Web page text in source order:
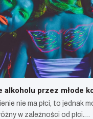
alkoholu przez młode
nie ma płci, to jednak
w zależności od płci.…